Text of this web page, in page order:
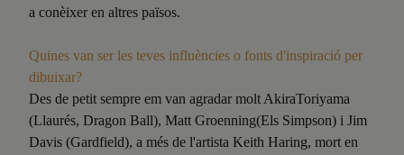
a conèixer en altres països.
Quines van ser les teves influències o fonts d'inspiració per
dibuixar?
Des de petit sempre em van agradar molt AkiraToriyama
(Llaurés, Dragon Ball), Matt Groenning(Els Simpson) i Jim
Davis (Gardfield), a més de l'artista Keith Haring, mort en